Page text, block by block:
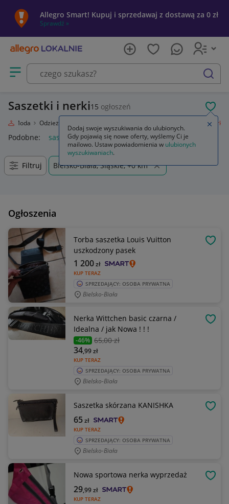
Allegro Smart! Kupuj i sprzedawaj z dostawą za 0 zł
Sprawdź »
Otwórz menu z kategoriami
szukaj
Saszetki i nerki15 ogłoszeń
Moda Odzież, Obuwie, Dodatki Saszetki i nerki
Podobne: saszetki i nerki
Filtruj Bielsko-Biała, Śląskie, +0 km
Ogłoszenia
Torba saszetka Louis Vuitton
uszkodzony pasek
KUP TERAZ
1 200zł
SPRZEDAJĄCY: OSOBA PRYWATNA
Bielsko-Biała
Nerka Wittchen basic czarna /
Idealna / jak Nowa ! ! !
-46% 65,00 zł
KUP TERAZ
34,99zł
SPRZEDAJĄCY: OSOBA PRYWATNA
Bielsko-Biała
Saszetka skórzana KANISHKA
KUP TERAZ
65zł
SPRZEDAJĄCY: OSOBA PRYWATNA
Bielsko-Biała
Nowa sportowa nerka wyprzedaż
KUP TERAZ
29,99zł
Dodaj swoje wyszukiwania do ulubionych.
Gdy pojawią się nowe oferty, wyślemy Ci je
mailowo. Ustaw powiadomienia w ulubionych
wyszukiwaniach.